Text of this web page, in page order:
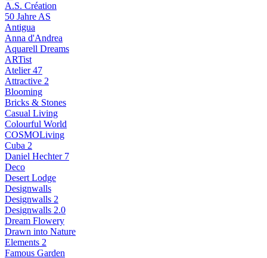
A.S. Création
50 Jahre AS
Antigua
Anna d'Andrea
Aquarell Dreams
ARTist
Atelier 47
Attractive 2
Blooming
Bricks & Stones
Casual Living
Colourful World
COSMOLiving
Cuba 2
Daniel Hechter 7
Deco
Desert Lodge
Designwalls
Designwalls 2
Designwalls 2.0
Dream Flowery
Drawn into Nature
Elements 2
Famous Garden